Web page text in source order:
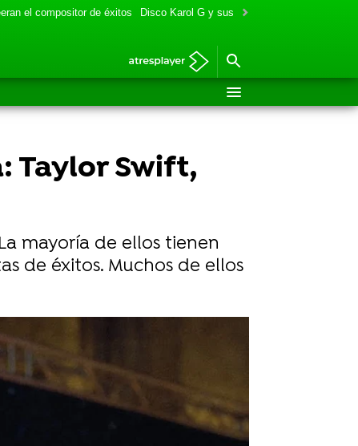
el compositor de éxitos Disco Karol G y sus colaboraciones
Taylor Swift,
mayoría de ellos tienen
de éxitos. Muchos de ellos